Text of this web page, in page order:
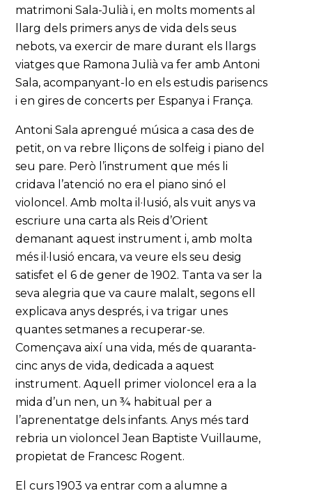
matrimoni Sala-Julià i, en molts moments al
llarg dels primers anys de vida dels seus
nebots, va exercir de mare durant els llargs
viatges que Ramona Julià va fer amb Antoni
Sala, acompanyant-lo en els estudis parisencs
i en gires de concerts per Espanya i França.
Antoni Sala aprengué música a casa des de
petit, on va rebre lliçons de solfeig i piano del
seu pare. Però l’instrument que més li
cridava l’atenció no era el piano sinó el
violoncel. Amb molta il·lusió, als vuit anys va
escriure una carta als Reis d’Orient
demanant aquest instrument i, amb molta
més il·lusió encara, va veure els seu desig
satisfet el 6 de gener de 1902. Tanta va ser la
seva alegria que va caure malalt, segons ell
explicava anys després, i va trigar unes
quantes setmanes a recuperar-se.
Començava així una vida, més de quaranta-
cinc anys de vida, dedicada a aquest
instrument. Aquell primer violoncel era a la
mida d’un nen, un ¾ habitual per a
l’aprenentatge dels infants. Anys més tard
rebria un violoncel Jean Baptiste Vuillaume,
propietat de Francesc Rogent.
El curs 1903 va entrar com a alumne a